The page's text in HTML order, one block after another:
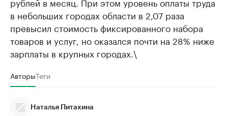
в небольших городах области в 2,07 раза
превысил стоимость фиксированного набора
товаров и услуг, но оказался почти на 28% ниже
зарплаты в крупных городах.\
АвторыТеги
Наталья Питахина